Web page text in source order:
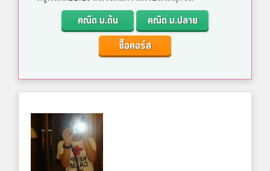
คณิต ม.ต้น
คณิต ม.ปลาย
ซื้อคอร์ส